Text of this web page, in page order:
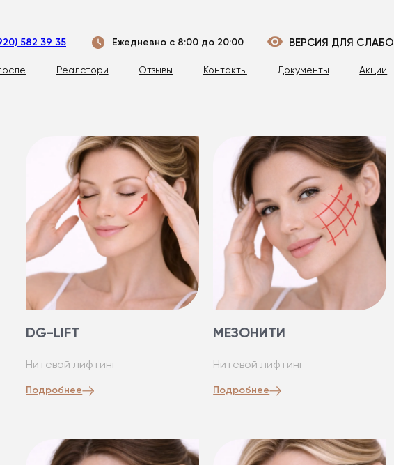
582 39 35 Ежедневно с 8:00 до 20:00 ВЕРСИЯ ДЛЯ
Реалстори Отзывы Контакты Документы Акции
DG-LIFT
Нитевой лифтинг
Подробнее
МЕЗОНИТИ
Нитевой лифтинг
Подробнее